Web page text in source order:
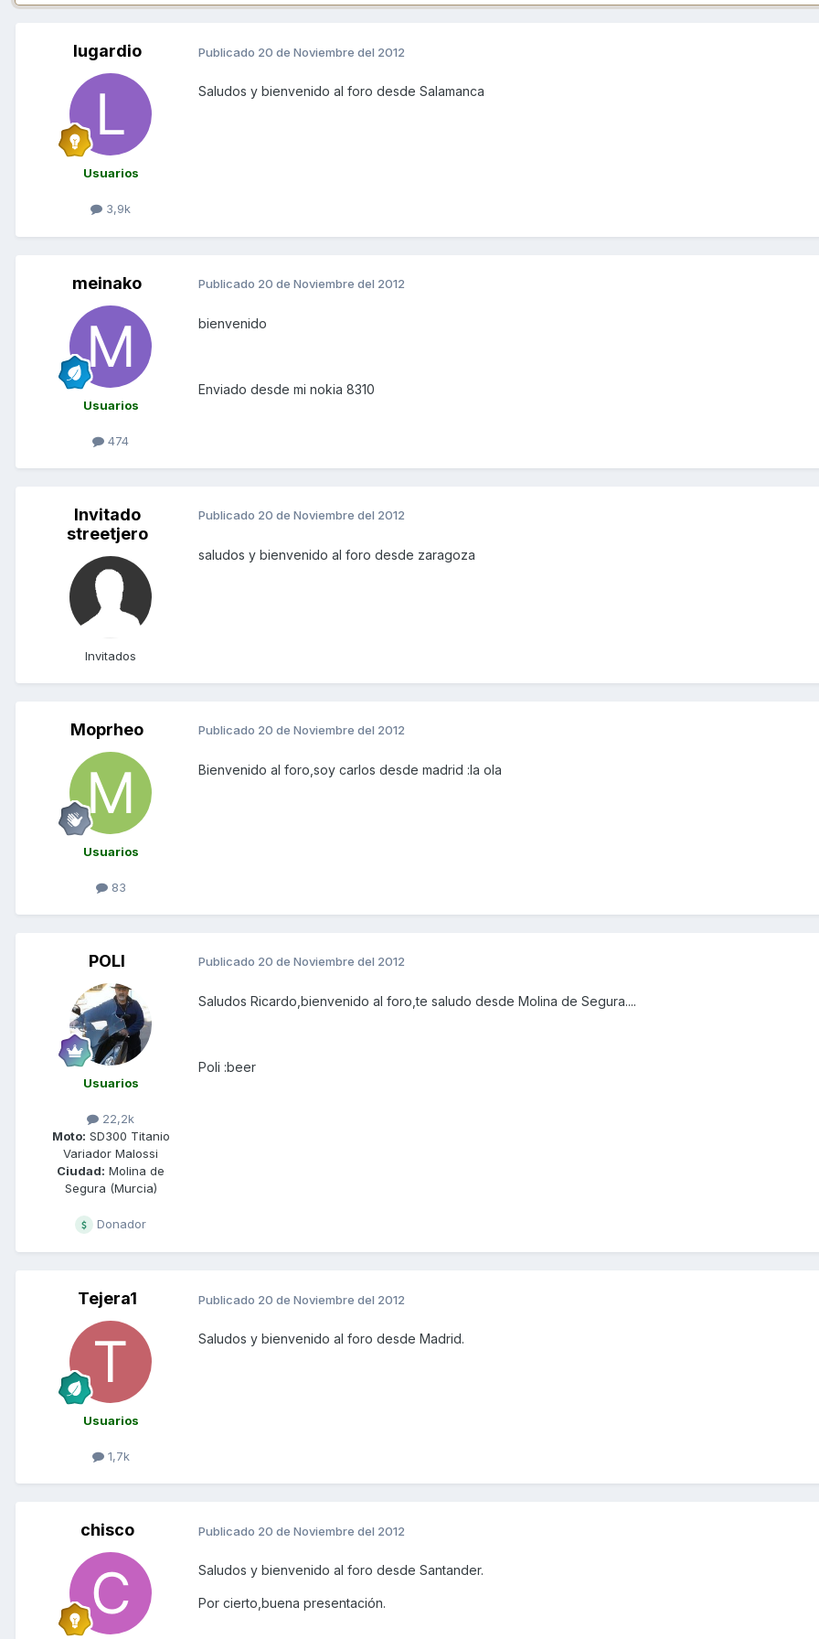
lugardio
Usuarios
3,9k
Publicado 20 de Noviembre del 2012
Saludos y bienvenido al foro desde Salamanca
meinako
Usuarios
474
Publicado 20 de Noviembre del 2012
bienvenido
Enviado desde mi nokia 8310
Invitado
streetjero
Invitados
Publicado 20 de Noviembre del 2012
saludos y bienvenido al foro desde zaragoza
Moprheo
Usuarios
83
Publicado 20 de Noviembre del 2012
Bienvenido al foro,soy carlos desde madrid :la ola
POLI
Usuarios
22,2k
Moto: SD300 Titanio
Variador Malossi
Ciudad: Molina de
Segura (Murcia)
Donador
Publicado 20 de Noviembre del 2012
Saludos Ricardo,bienvenido al foro,te saludo desde Molina de Segura....
Poli :beer
Tejera1
Usuarios
1,7k
Publicado 20 de Noviembre del 2012
Saludos y bienvenido al foro desde Madrid.
chisco Publicado 20 de Noviembre del 2012
Saludos y bienvenido al foro desde Santander.
Por cierto,buena presentación.